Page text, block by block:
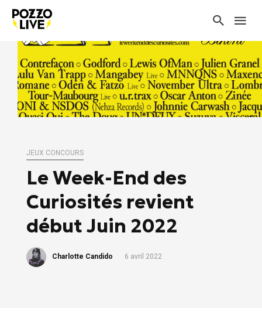
JEUX CONCOURS
Le Week-End des
Curiosités revient
début Juin 2022
Charlotte Candido 6 avril 2022